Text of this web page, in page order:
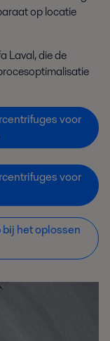
op locatie
Laval, die de
voor
voor
het oplossen